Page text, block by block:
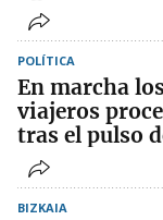
POLÍTICA
En marcha
viajeros
tras el pulso
BIZKAIA